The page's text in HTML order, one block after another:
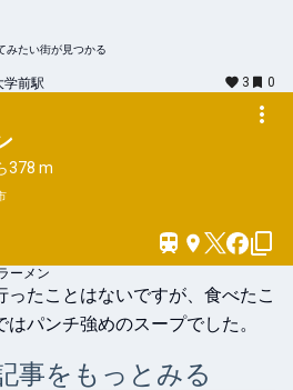
みたい街が見つかる
学前駅 3
0
378 m
ーメン
ったことはないですが、食べたこ
パンチ強めのスープでした。
事をもっとみる